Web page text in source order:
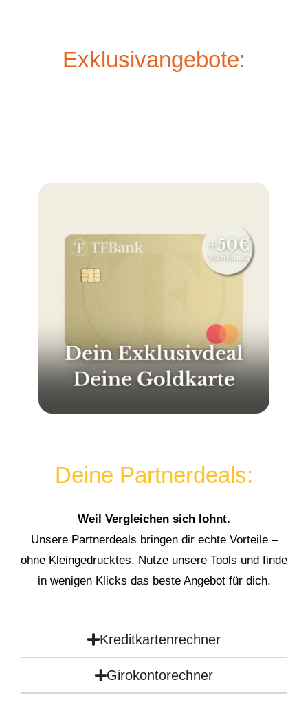
Exklusivangebote:
Deine Partnerdeals:
Weil Vergleichen sich lohnt.
Unsere Partnerdeals bringen dir echte Vorteile –
ohne Kleingedrucktes. Nutze unsere Tools und finde
in wenigen Klicks das beste Angebot für dich.
Kreditkartenrechner
Girokontorechner